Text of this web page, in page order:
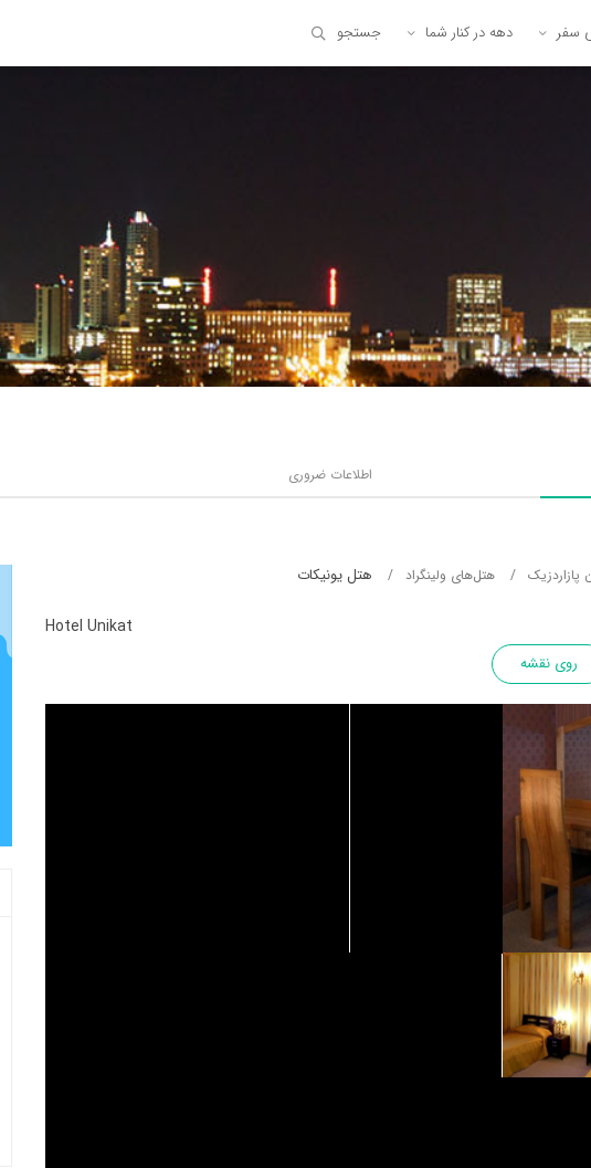
سفر دهه در کنار شما جستجو
اطلاعات ضروری
پازاردزیک هتل‌های ولینگراد هتل یونیکات
Hotel Unikat
روی نقشه